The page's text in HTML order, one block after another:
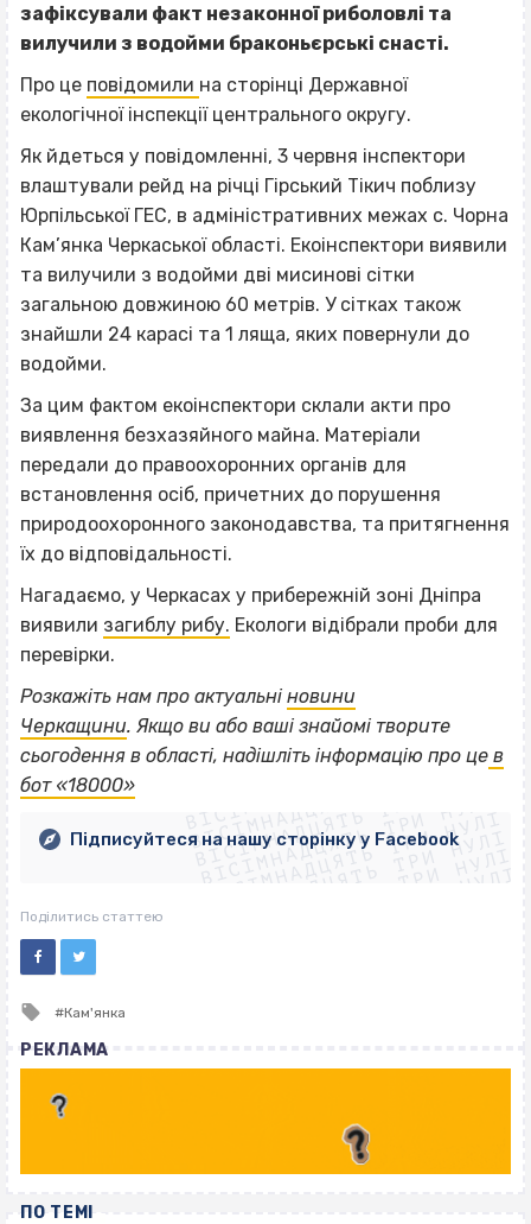
зафіксували факт незаконної риболовлі та
вилучили з водойми браконьєрські снасті.
Про це повідомили на сторінці Державної
екологічної інспекції центрального округу.
Як йдеться у повідомленні, 3 червня інспектори
влаштували рейд на річці Гірський Тікич поблизу
Юрпільської ГЕС, в адміністративних межах с. Чорна
Кам’янка Черкаської області. Екоінспектори виявили
та вилучили з водойми дві мисинові сітки
загальною довжиною 60 метрів. У сітках також
знайшли 24 карасі та 1 ляща, яких повернули до
водойми.
За цим фактом екоінспектори склали акти про
виявлення безхазяйного майна. Матеріали
передали до правоохоронних органів для
встановлення осіб, причетних до порушення
природоохоронного законодавства, та притягнення
їх до відповідальності.
Нагадаємо, у Черкасах у прибережній зоні Дніпра
виявили загиблу рибу. Екологи відібрали проби для
перевірки.
Розкажіть нам про актуальні новини
Черкащини. Якщо ви або ваші знайомі творите
сьогодення в області, надішліть інформацію про це в
бот «18000»
ВІСІМНАДЦЯТЬ ТРИ НУЛІ
ВІСІМНАДЦЯТЬ ТРИ НУЛІ
ВІСІМНАДЦЯТЬ ТРИ НУЛІ
ВІСІМНАДЦЯТЬ ТРИ НУЛІ
ВІСІМНАДЦЯТЬ ТРИ НУЛІ
ВІСІМНАДЦЯТЬ ТРИ НУЛІ
ВІСІМНАДЦЯТЬ ТРИ НУЛІ
ВІСІМНАДЦЯТЬ ТРИ НУЛІ
Підписуйтеся на нашу сторінку у Facebook
Поділитись статтею
Tagged
Кам'янка
РЕКЛАМА
ПО ТЕМІ